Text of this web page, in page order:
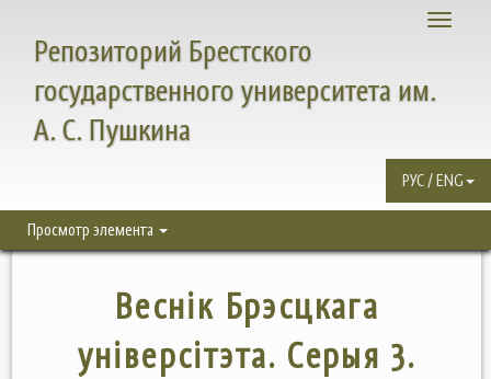
Toggle
Репозиторий Брестского
государственного университета им.
А. С. Пушкина
РУС / ENG
Просмотр элемента
Веснік Брэсцкага
універсітэта. Серыя 3.